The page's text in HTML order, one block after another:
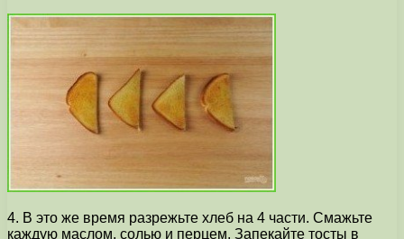
4. В это же время разрежьте хлеб на 4 части. Смажьте
каждую маслом, солью и перцем. Запекайте тосты в